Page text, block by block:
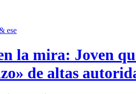
ese
la mira: Joven
de altas